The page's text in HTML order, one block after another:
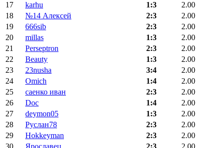
17
karhu 1:3
2.00
18
№14 Алексей 2:3
2.00
19
666sib 2:3
2.00
20
millas 1:3
2.00
21
Perseptron 2:3
2.00
22
Beauty 1:3
2.00
23
23nusha 3:4
2.00
24
Omich 1:4
2.00
25
саенко иван 2:3
2.00
26
Doc 1:4
2.00
27
deymon05 1:3
2.00
28
Руслан78 2:3
2.00
29
Hokkeyman 2:3
2.00